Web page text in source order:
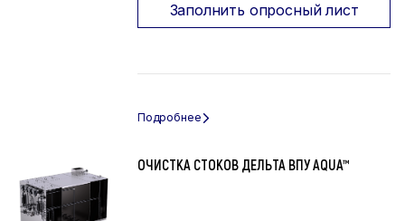
Заполнить опросный лист
ОЧИСТКА СТОКОВ ДЕЛЬТА ВПУ AQUA™